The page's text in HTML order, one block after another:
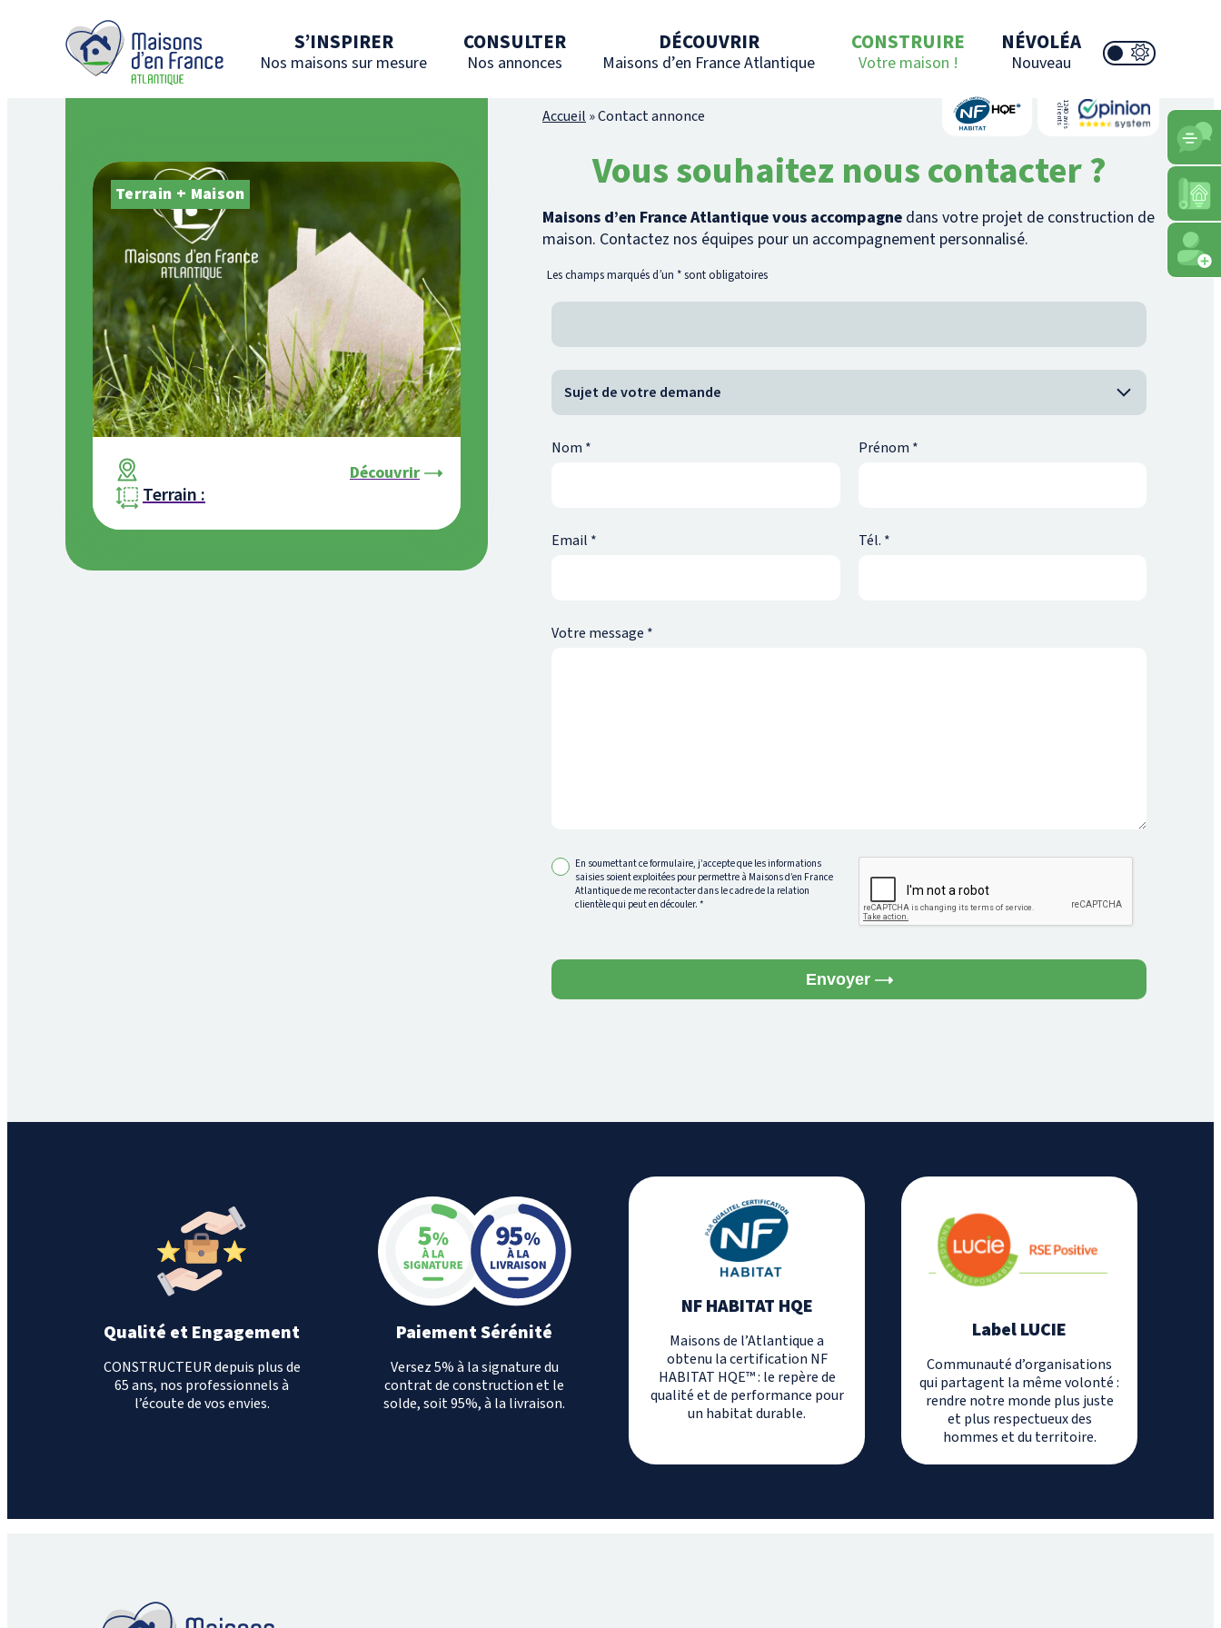
S’INSPIRER
Nos maisons sur mesure
CONSULTER
Nos annonces
DÉCOUVRIR
Maisons d’en France Atlantique
CONSTRUIRE
Votre maison !
NÉVOLÉA
Nouveau
1
24
0
a
v
i
s
cl
i
e
n
t
s
Terrain + Maison
Terrain :
Découvrir
Accueil »Contact annonce
Vous souhaitez nous contacter ?
Maisons d’en France Atlantique vous accompagne dans votre projet de construction de
maison. Contactez nos équipes pour un accompagnement personnalisé.
Les champs marqués d’un *sont obligatoires
Nom * Prénom *
Email * Tél. *
Votre message *
En soumettant ce formulaire, j’accepte que les informations
saisies soient exploitées pour permettre à Maisons d’en France
Atlantique de me recontacter dans le cadre de la relation
clientèle qui peut en découler.*
Envoyer
Qualité et Engagement
CONSTRUCTEUR depuis plus de
65 ans, nos professionnels à
l’écoute de vos envies.
Paiement Sérénité
Versez 5% à la signature du
contrat de construction et le
solde, soit 95%, à la livraison.
NF HABITAT HQE
Maisons de l’Atlantique a
obtenu la certification NF
HABITAT HQE™ : le repère de
qualité et de performance pour
un habitat durable.
Label LUCIE
Communauté d’organisations
qui partagent la même volonté :
rendre notre monde plus juste
et plus respectueux des
hommes et du territoire.